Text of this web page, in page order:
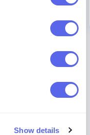
Show details